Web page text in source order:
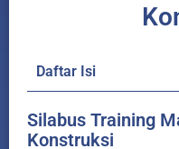
Daftar Isi
Silabus Training
Konstruksi